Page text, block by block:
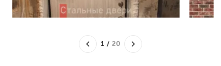
1 / 20